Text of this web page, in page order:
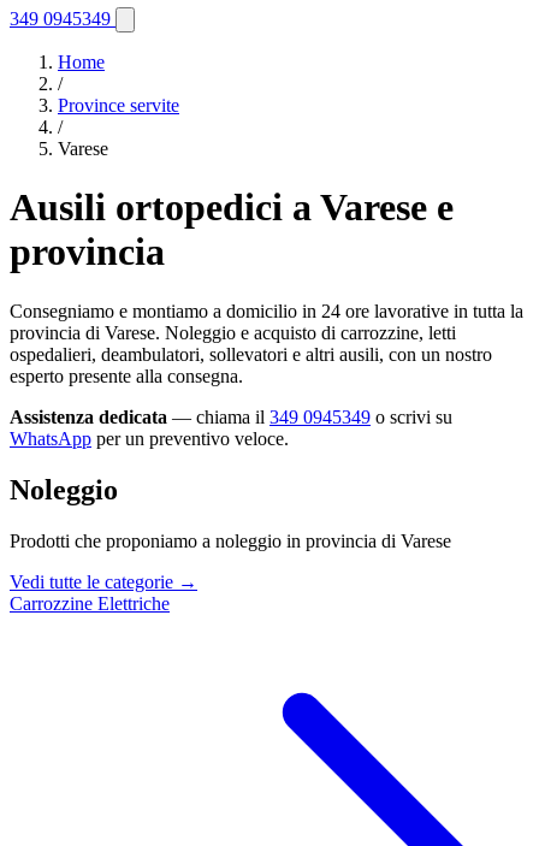
349 0945349
Home
/
Province servite
/
Varese
Ausili ortopedici a Varese e
provincia
Consegniamo e montiamo a domicilio in 24 ore lavorative in tutta la
provincia di Varese. Noleggio e acquisto di carrozzine, letti
ospedalieri, deambulatori, sollevatori e altri ausili, con un nostro
esperto presente alla consegna.
Assistenza dedicata — chiama il 349 0945349 o scrivi su
WhatsApp per un preventivo veloce.
Noleggio
Prodotti che proponiamo a noleggio in provincia di Varese
Vedi tutte le categorie →
Carrozzine Elettriche